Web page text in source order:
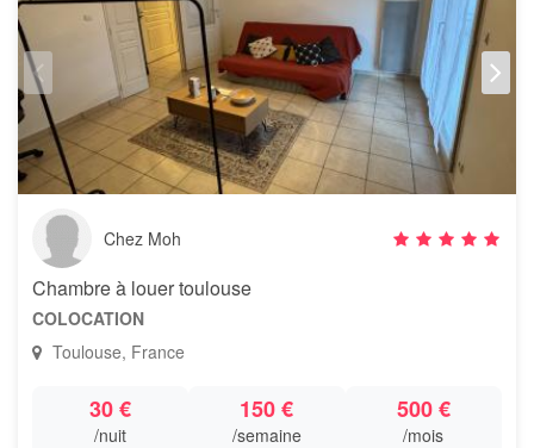
Chez Moh
Chambre à louer toulouse
COLOCATION
Toulouse, France
30 €
/nuit
150 €
/semaine
500 €
/mois